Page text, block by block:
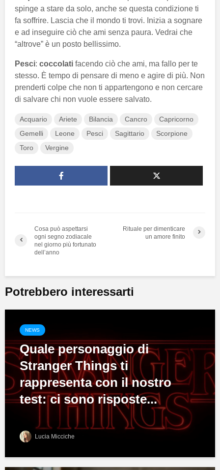
spinge a stare da solo, anche se questa condizione ti
fa soffrire. Lascia che il mondo ti trovi. Inizia a sognare
e ad inseguire ciò che ami senza paura. Vedrai che
“altrove” è un posto bellissimo.
Pesci: coccolati facendo ciò che ami, ma fallo per te
stesso. È tempo di pensare di meno e agire di più. Non
prenderti colpe che non ti appartengono e non cercare
di salvare chi non vuole essere salvato.
Acquario Ariete Bilancia Cancro
Capricorno
Gemelli
Leone Pesci Sagittario
Scorpione
Toro
Vergine
Cosa può aspettarsi
ogni segno zodiacale
nel giorno più fortunato
dell’anno
Rituale per dimenticare
un amore finito
Potrebbero interessarti
NEWS
Quale personaggio di
Stranger Things ti
rappresenta con il nostro
test: ci sono risposte...
Lucia Micciche